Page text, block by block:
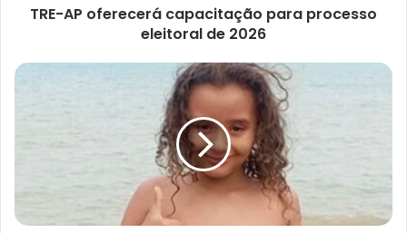
TRE-AP oferecerá capacitação para processo
eleitoral de 2026